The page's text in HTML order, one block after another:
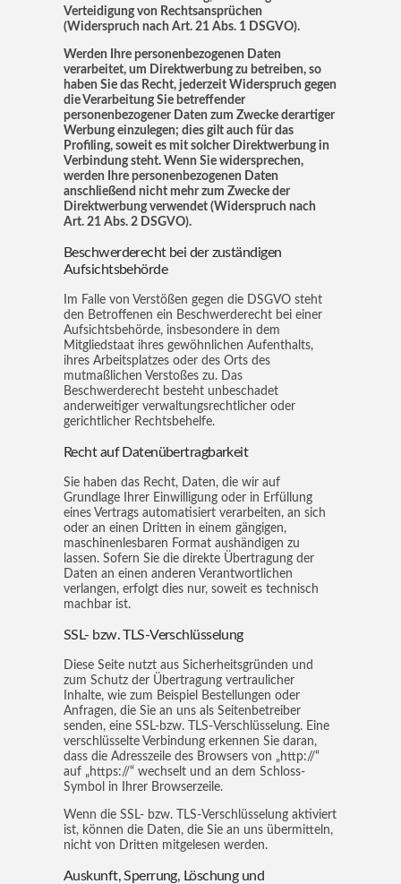
Verteidigung von Rechtsansprüchen
(Widerspruch nach Art. 21 Abs. 1 DSGVO).
Werden Ihre personenbezogenen Daten
verarbeitet, um Direktwerbung zu betreiben, so
haben Sie das Recht, jederzeit Widerspruch gegen
die Verarbeitung Sie betreffender
personenbezogener Daten zum Zwecke derartiger
Werbung einzulegen; dies gilt auch für das
Profiling, soweit es mit solcher Direktwerbung in
Verbindung steht. Wenn Sie widersprechen,
werden Ihre personenbezogenen Daten
anschließend nicht mehr zum Zwecke der
Direktwerbung verwendet (Widerspruch nach
Art. 21 Abs. 2 DSGVO).
Beschwerderecht bei der zuständigen
Aufsichtsbehörde
Im Falle von Verstößen gegen die DSGVO steht
den Betroffenen ein Beschwerderecht bei einer
Aufsichtsbehörde, insbesondere in dem
Mitgliedstaat ihres gewöhnlichen Aufenthalts,
ihres Arbeitsplatzes oder des Orts des
mutmaßlichen Verstoßes zu. Das
Beschwerderecht besteht unbeschadet
anderweitiger verwaltungsrechtlicher oder
gerichtlicher Rechtsbehelfe.
Recht auf Datenübertragbarkeit
Sie haben das Recht, Daten, die wir auf
Grundlage Ihrer Einwilligung oder in Erfüllung
eines Vertrags automatisiert verarbeiten, an sich
oder an einen Dritten in einem gängigen,
maschinenlesbaren Format aushändigen zu
lassen. Sofern Sie die direkte Übertragung der
Daten an einen anderen Verantwortlichen
verlangen, erfolgt dies nur, soweit es technisch
machbar ist.
SSL- bzw. TLS-Verschlüsselung
Diese Seite nutzt aus Sicherheitsgründen und
zum Schutz der Übertragung vertraulicher
Inhalte, wie zum Beispiel Bestellungen oder
Anfragen, die Sie an uns als Seitenbetreiber
senden, eine SSL-bzw. TLS-Verschlüsselung. Eine
verschlüsselte Verbindung erkennen Sie daran,
dass die Adresszeile des Browsers von „http://“
auf „https://“ wechselt und an dem Schloss-
Symbol in Ihrer Browserzeile.
Wenn die SSL- bzw. TLS-Verschlüsselung aktiviert
ist, können die Daten, die Sie an uns übermitteln,
nicht von Dritten mitgelesen werden.
Auskunft, Sperrung, Löschung und